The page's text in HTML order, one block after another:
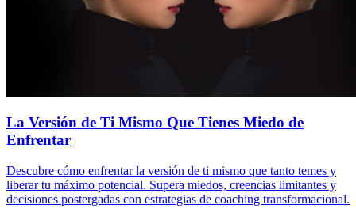
La Versión de Ti Mismo Que Tienes Miedo de
Enfrentar
Descubre cómo enfrentar la versión de ti mismo que tanto temes y
liberar tu máximo potencial. Supera miedos, creencias limitantes y
decisiones postergadas con estrategias de coaching transformacional.